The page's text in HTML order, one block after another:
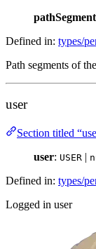
Defined in: types/
Path segments of
user
Section titled
user: USER |
Defined in: types/
Logged in user